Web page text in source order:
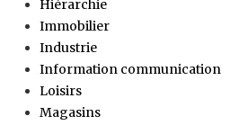
Hiérarchie
Immobilier
Industrie
Information communication
Loisirs
Magasins